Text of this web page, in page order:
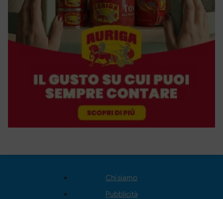
Chi siamo
Pubblicità